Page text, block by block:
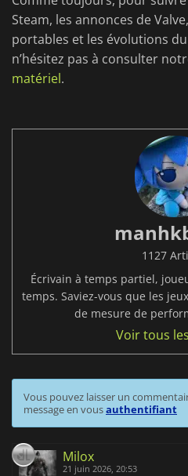
Steam, les annonces de
portables et les évolutions
n’hésitez pas à consulter
matériel.
1127
Écrivain à temps partiel,
temps. Saviez-vous que les
de mesure de
Voir tous
Vous pouvez laisser un
message en vousauthentifiant
Milox
21 juin 2026, 20:53